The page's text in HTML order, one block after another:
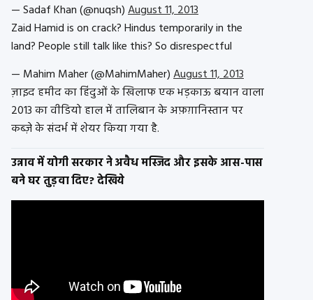
— Sadaf Khan (@nuqsh)August 11, 2013
Zaid Hamid is on crack? Hindus temporarily in the
land? People still talk like this? So disrespectful
— Mahim Maher (@MahimMaher)August 11, 2013
ज़ाइद हमीद का हिंदुओं के खिलाफ एक भड़काऊ बयान वाला
2013 का वीडियो हाल में तालिबान के अफ़ग़ानिस्तान पर
कब्ज़े के संदर्भ में शेयर किया गया है.
उन्नाव में योगी सरकार ने अवैध मस्जिद और इसके आस-पास
बने घर तुड़वा दिए? देखिये